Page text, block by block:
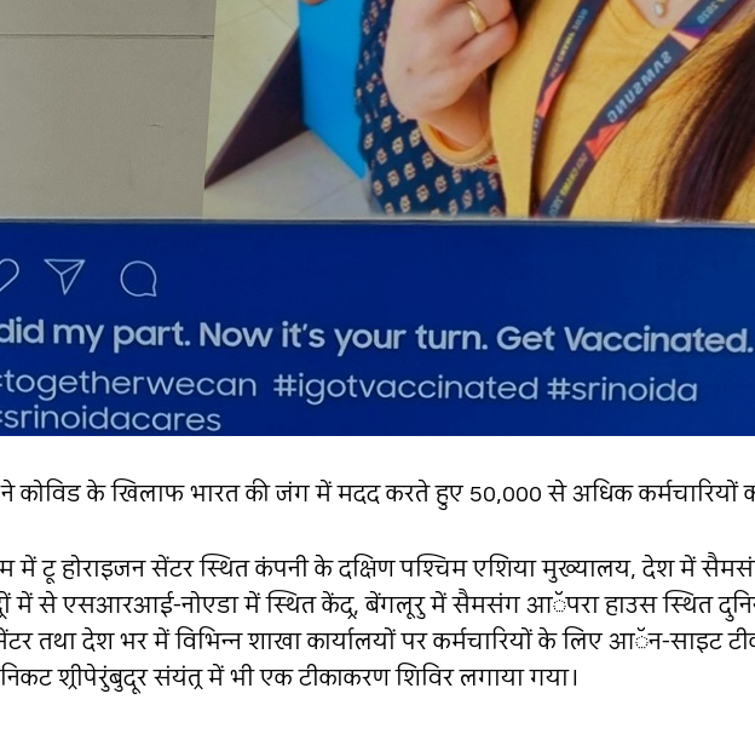
कोविड के खिलाफ भारत की जंग में मदद करते हुए 50,000 से अधिक कर्मचारियों
में टू होराइजन सेंटर स्थित कंपनी के दक्षिण पश्चिम एशिया मुख्यालय, देश में
में से एसआरआई-नोएडा में स्थित केंद्र, बेंगलूरु में सैमसंग आॅपरा हाउस स्थित
तथा देश भर में विभिन्न शाखा कार्यालयों पर कर्मचारियों के लिए आॅन-साइट
श्रीपेरुंबुदूर संयंत्र में भी एक टीकाकरण शिविर लगाया गया।